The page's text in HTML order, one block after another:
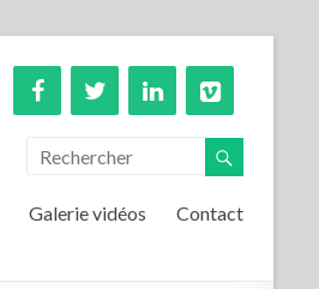
Galerie vidéos Contact